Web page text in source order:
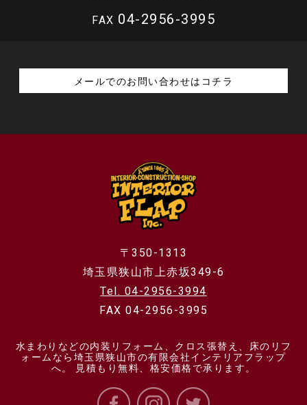
FAX 04-2956-3995
メールでのお問い合わせはコチラ
〒350-1313
埼玉県狭山市上赤坂349-6
Tel. 04-2956-3994
FAX 04-2956-3995
水まわりなどの内装リフォーム、クロス張替え、床のリフ
ォームなら埼玉県狭山市の有限会社インテリアフラップ
へ。 見積もり無料、格安価格で承ります。